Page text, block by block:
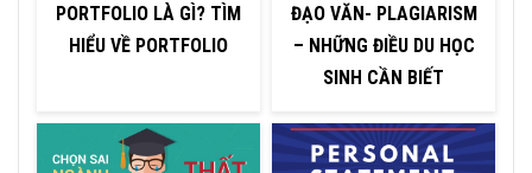
PORTFOLIO LÀ GÌ? TÌM
HIỂU VỀ PORTFOLIO
ĐẠO VĂN- PLAGIARISM
– NHỮNG ĐIỀU DU HỌC
SINH CẦN BIẾT